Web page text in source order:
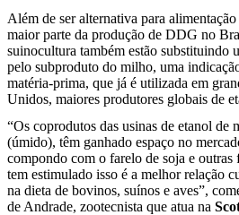
Além de ser alternativa para
maior parte da produção de DDG no
suinocultura também estão substituindo
pelo subproduto do milho, uma
matéria-prima, que já é utilizada em
Unidos, maiores produtores globais de
“Os coprodutos das usinas de etanol
(úmido), têm ganhado espaço no
compondo com o farelo de soja e outras
tem estimulado isso é a melhor relação
na dieta de bovinos, suínos e aves”,
de Andrade, zootecnista que atua na